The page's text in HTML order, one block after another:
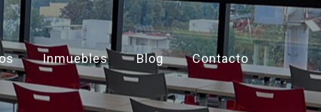
Inmuebles Blog Contacto